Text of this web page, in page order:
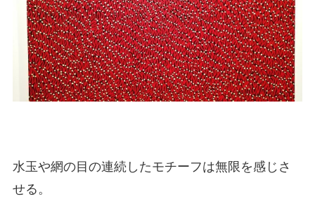
水玉や網の目の連続したモチーフは無限を感じさ
せる。